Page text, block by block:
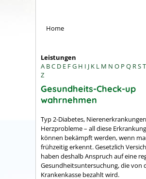
Home
Leistungen
A BC D E FG H I J K L M N O P Q RST
Z
Gesundheits-Check-up
wahrnehmen
Typ 2-Diabetes,
Herzprobleme – all diese
können bekämpft werden, wenn
frühzeitig erkennt. Gesetzlich
haben deshalb Anspruch auf eine
Gesundheitsuntersuchung, die von
Krankenkasse bezahlt wird.